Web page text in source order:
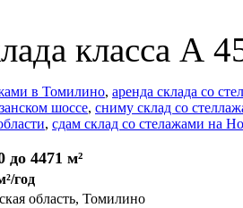
класса А
в Томилино, аренда склада со
шоссе, сниму склад со
, сдам склад со стелажами на
до 4471 м²
год
область, Томилино